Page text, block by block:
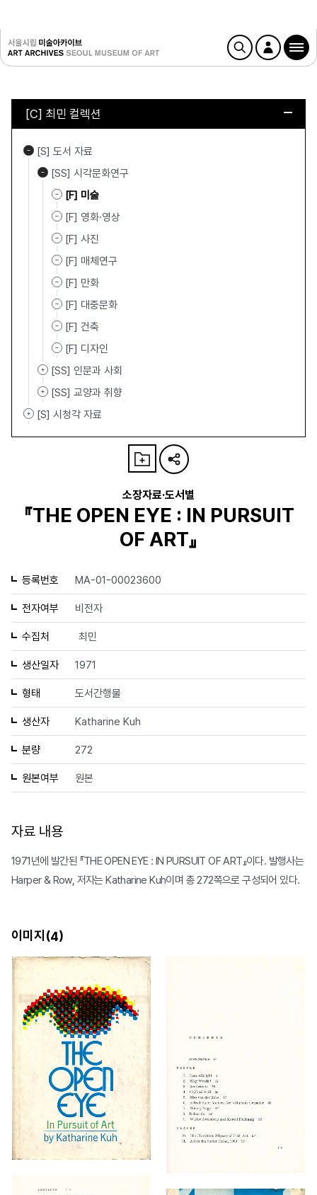
[C] 최민 컬렉션
[S] 도서 자료
[SS] 시각문화연구
[F] 미술
[F] 영화·영상
[F] 사진
[F] 매체연구
[F] 만화
[F] 대중문화
[F] 건축
[F] 디자인
[SS] 인문과 사회
[SS] 교양과 취향
[S] 시청각 자료
소장자료·도서별
『THE OPEN EYE : IN PURSUIT
OF ART』
등록번호 MA-01-00023600
전자여부 비전자
수집처 최민
생산일자 1971
형태 도서간행물
생산자 Katharine Kuh
분량 272
원본여부 원본
자료 내용
1971년에 발간된 『THE OPEN EYE : IN PURSUIT OF ART』이다. 발행사는
Harper & Row, 저자는 Katharine Kuh이며 총 272쪽으로 구성되어 있다.
이미지(4)